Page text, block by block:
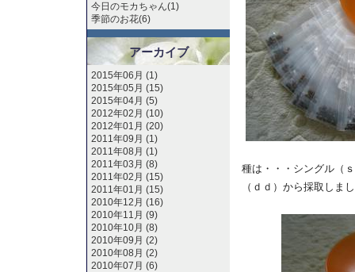
種は・・・シングル（
（ｄｄ）から採取しま
今日のモカちゃん(1)
季節のお花(6)
アーカイブ
2015年06月 (1)
2015年05月 (15)
2015年04月 (5)
2012年02月 (10)
2012年01月 (20)
2011年09月 (1)
2011年08月 (1)
2011年03月 (8)
2011年02月 (15)
2011年01月 (15)
2010年12月 (16)
2010年11月 (9)
2010年10月 (8)
2010年09月 (2)
2010年08月 (2)
2010年07月 (6)